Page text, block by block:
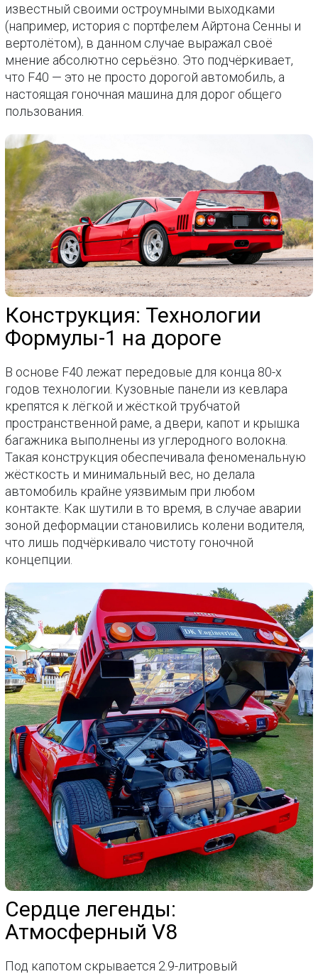
известный своими остроумными выходками
(например, история с портфелем Айртона Сенны и
вертолётом), в данном случае выражал своё
мнение абсолютно серьёзно. Это подчёркивает,
что F40 — это не просто дорогой автомобиль, а
настоящая гоночная машина для дорог общего
пользования.
Конструкция: Технологии
Формулы-1 на дороге
В основе F40 лежат передовые для конца 80-х
годов технологии. Кузовные панели из кевлара
крепятся к лёгкой и жёсткой трубчатой
пространственной раме, а двери, капот и крышка
багажника выполнены из углеродного волокна.
Такая конструкция обеспечивала феноменальную
жёсткость и минимальный вес, но делала
автомобиль крайне уязвимым при любом
контакте. Как шутили в то время, в случае аварии
зоной деформации становились колени водителя,
что лишь подчёркивало чистоту гоночной
концепции.
Сердце легенды:
Атмосферный V8
Под капотом скрывается 2.9-литровый